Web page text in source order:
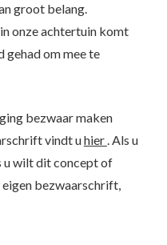
groot belang.
onze achtertuin komt
gehad om mee te
bezwaar maken
vindt uhier. Als u
u wilt dit concept of
bezwaarschrift,